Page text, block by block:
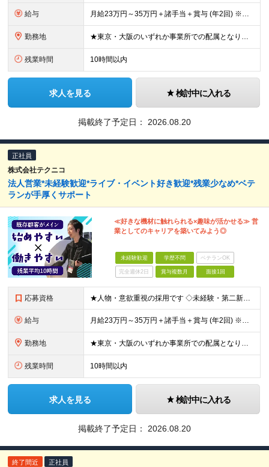
給与 月給23万円～35万円＋諸手当＋賞与 (年2回) ※経験・能力を考慮の上、当社規定により優遇いたします。 ※試用期間6ヶ月あり。期間中の待遇変更はありません。 ※残業代全額支給
勤務地 ★東京・大阪のいずれか事業所での配属となります ★希望・居住地を考慮したうえで決定します 【東京本社】 東京都千代田区九段北1-5-10 九段クレストビル3階 【本社】 大阪府大阪市中央区城見2-
残業時間 10時間以内
求人を見る 検討中に入れる
掲載終了予定日： 2026.08.20
正社員
株式会社テクニコ
法人営業*未経験歓迎*ライブ・イベント好き歓迎*残業少なめ*ベテ
ランが手厚くサポート
≪好きな機材に触れられる×趣味が活かせる≫ 営
業としてのキャリアを築いてみよう◎
未経験歓迎 学歴不問 ベテランOK
完全週休2日 賞与複数月 面接1回
応募資格 ★人物・意欲重視の採用です ◇未経験・第二新卒歓迎！ ◇39歳以下の方（※長期キャリア形成のため） ＜こんな方を歓迎します！＞ ◇音楽が好き、よくライブに行く方 ◇楽器店や家電量販店などでの販売経
給与 月給23万円～35万円＋諸手当＋賞与 (年2回) ※経験・能力を考慮の上、当社規定により優遇いたします。 ※試用期間6ヶ月あり。期間中の待遇変更はありません。 ※残業代全額支給
勤務地 ★東京・大阪のいずれか事業所での配属となります ★希望・居住地を考慮したうえで決定します 【東京本社】 東京都千代田区九段北1-5-10 九段クレストビル3階 【本社】 大阪府大阪市中央区城見2-
残業時間 10時間以内
求人を見る 検討中に入れる
掲載終了予定日： 2026.08.20
終了間近 正社員